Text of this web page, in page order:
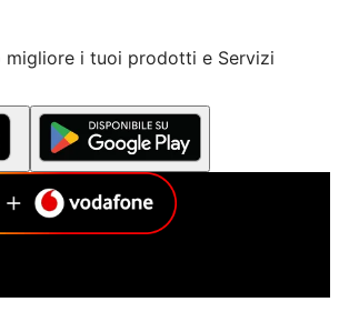
migliore i tuoi prodotti e Servizi